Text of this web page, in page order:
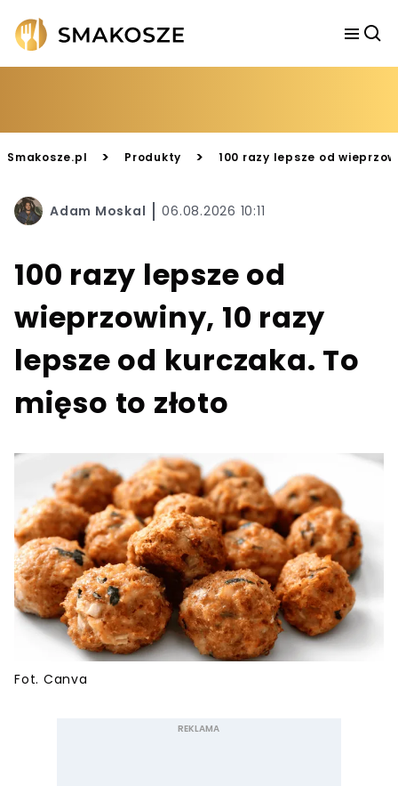
Smakosze.pl > Produkty > 100 razy lepsze od
Adam Moskal 06.08.2026 10:11
100 razy lepsze od
wieprzowiny, 10 razy
lepsze od kurczaka. To
mięso to złoto
Fot. Canva